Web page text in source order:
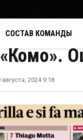
СОСТАВ КОМАНДЫ
августа, 2024 9:18